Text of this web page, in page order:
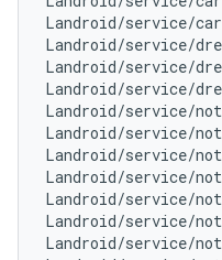
Landroid/service/
Landroid/service/
Landroid/service/
Landroid/service/
Landroid/service/
Landroid/service/
Landroid/service/
Landroid/service/
Landroid/
Landroid/service/
Landroid/service/